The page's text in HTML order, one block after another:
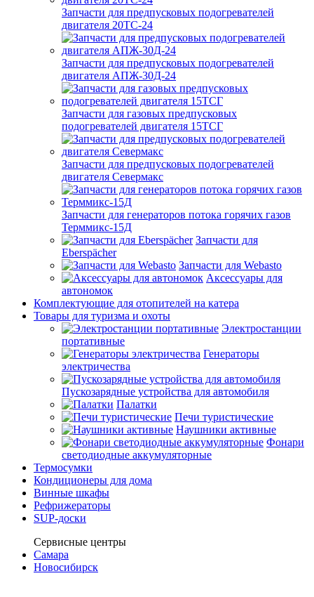
Запчасти для предпусковых подогревателей
двигателя 20ТС-24
Запчасти для предпусковых подогревателей
двигателя АПЖ-30Д-24
Запчасти для газовых предпусковых
подогревателей двигателя 15ТСГ
Запчасти для предпусковых подогревателей
двигателя Севермакс
Запчасти для генераторов потока горячих газов
Терммикс-15Д
Запчасти для
Eberspächer
Запчасти для Webasto
Аксессуары для
автономок
Комплектующие для отопителей на катера
Товары для туризма и охоты
Электростанции
портативные
Генераторы
электричества
Пускозарядные устройства для автомобиля
Палатки
Печи туристические
Наушники активные
Фонари
светодиодные аккумуляторные
Термосумки
Кондиционеры для дома
Винные шкафы
Рефрижераторы
SUP-доски
Сервисные центры
Самара
Новосибирск